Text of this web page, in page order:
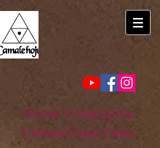
Danse Compagnie
CamaleHoju Paris